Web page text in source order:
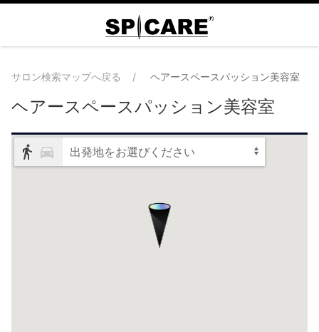
サロン検索マップへ戻る ヘアースペースパッション美容室
ヘアースペースパッション美容室
出発地をお選びください